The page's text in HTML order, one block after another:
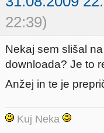
22:39)
Nekaj sem slišal
downloada? Je to
Anžej in te je
Kuj Neka